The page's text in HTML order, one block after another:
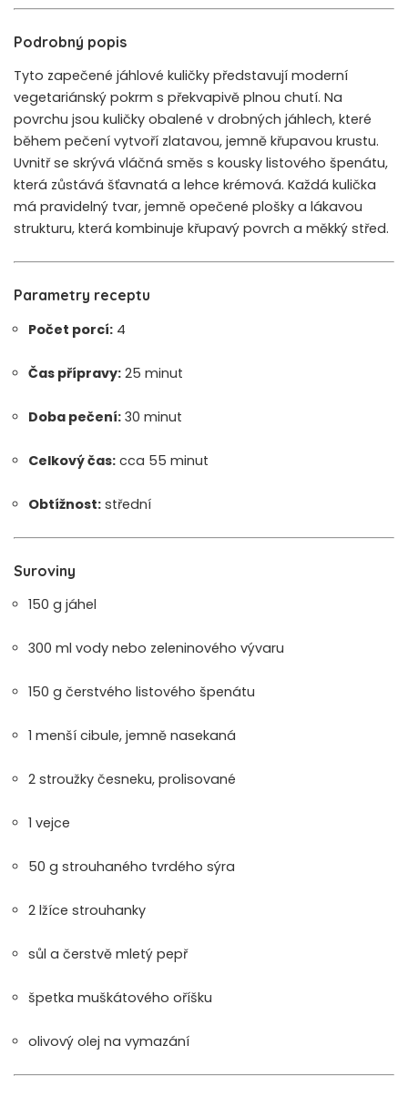
Podrobný popis
Tyto zapečené jáhlové kuličky představují moderní
vegetariánský pokrm s překvapivě plnou chutí. Na
povrchu jsou kuličky obalené v drobných jáhlech, které
během pečení vytvoří zlatavou, jemně křupavou krustu.
Uvnitř se skrývá vláčná směs s kousky listového špenátu,
která zůstává šťavnatá a lehce krémová. Každá kulička
má pravidelný tvar, jemně opečené plošky a lákavou
strukturu, která kombinuje křupavý povrch a měkký střed.
Parametry receptu
Počet porcí: 4
Čas přípravy: 25 minut
Doba pečení: 30 minut
Celkový čas: cca 55 minut
Obtížnost: střední
Suroviny
150 g jáhel
300 ml vody nebo zeleninového vývaru
150 g čerstvého listového špenátu
1 menší cibule, jemně nasekaná
2 stroužky česneku, prolisované
1 vejce
50 g strouhaného tvrdého sýra
2 lžíce strouhanky
sůl a čerstvě mletý pepř
špetka muškátového oříšku
olivový olej na vymazání